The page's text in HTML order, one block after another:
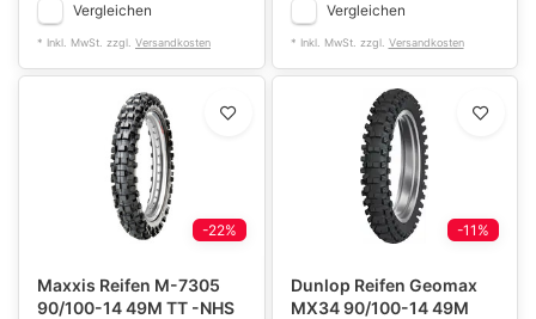
Vergleichen
* Inkl. MwSt. zzgl. Versandkosten
Vergleichen
* Inkl. MwSt. zzgl. Versandkosten
-22%
Maxxis Reifen M-7305
90/100-14 49M TT -NHS
-11%
Dunlop Reifen Geomax
MX34 90/100-14 49M